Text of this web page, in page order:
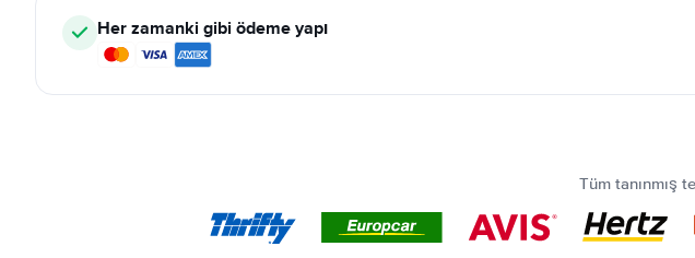
Her zamanki gibi ödeme yapı
Tüm tanınmış